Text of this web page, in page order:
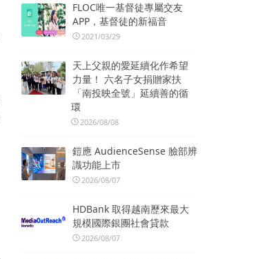
FLOC唯一基督徒專屬交友
APP，基督徒的新福音
2021/03/29
天上父親的愛延續化作希望
力量！ 六名子女捐贈家扶
「南投映全號」延續善的循
環
2026/08/08
鎧應 AudienceSense 臉部辨
識功能上市
2026/08/07
HDBank 取得越南歷來最大
規模國際銀團社會貸款
2026/08/07